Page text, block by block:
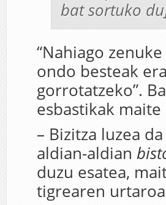
bat sortuko
“Nahiago
ondo besteak
gorrotatzeko”.
esbastikak
– Bizitza luzea
aldian-aldian
duzu esatea,
tigrearen